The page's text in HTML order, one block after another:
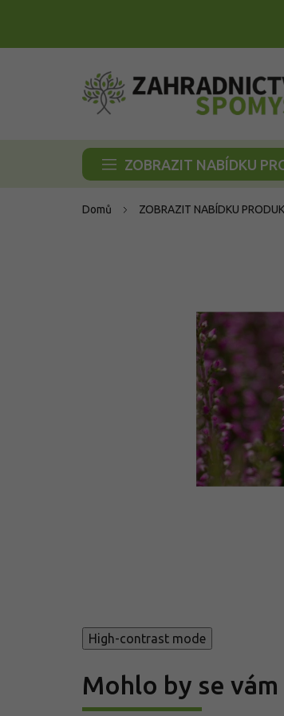
ZOBRAZIT NABÍDKU
Domů ZOBRAZIT NABÍDKU
High-contrast mode
Mohlo by se